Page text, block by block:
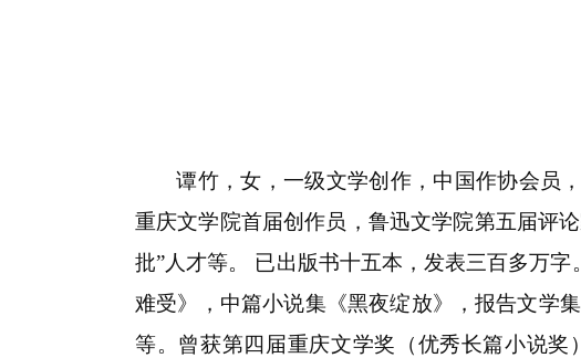
谭竹，女，一级文学创作，中国作协会员
重庆文学院首届创作员，鲁迅文学院第五届评
批”人才等。 已出版书十五本，发表三百多万
难受》，中篇小说集《黑夜绽放》，报告文学
等。曾获第四届重庆文学奖（优秀长篇小说